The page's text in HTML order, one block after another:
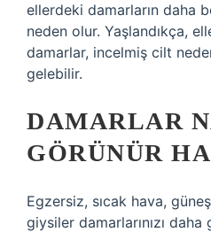
ellerdeki damarların daha
neden olur. Yaşlandıkça,
damarlar, incelmiş cilt
gelebilir.
DAMARLAR
GÖRÜNÜR
Egzersiz, sıcak hava,
giysiler damarlarınızı